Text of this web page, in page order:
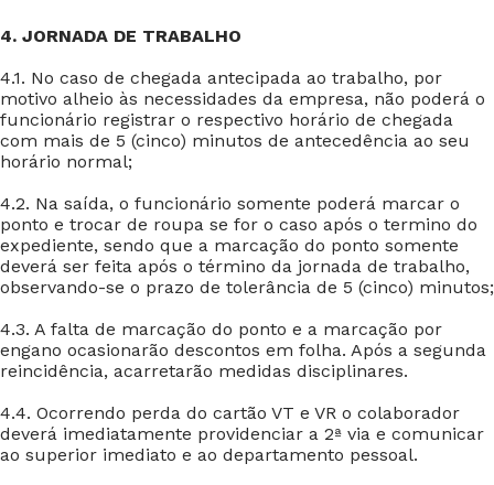
4. JORNADA DE TRABALHO
4.1. No caso de chegada antecipada ao trabalho, por
motivo alheio às necessidades da empresa, não poderá o
funcionário registrar o respectivo horário de chegada
com mais de 5 (cinco) minutos de antecedência ao seu
horário normal;
4.2. Na saída, o funcionário somente poderá marcar o
ponto e trocar de roupa se for o caso após o termino do
expediente, sendo que a marcação do ponto somente
deverá ser feita após o término da jornada de trabalho,
observando-se o prazo de tolerância de 5 (cinco) minutos;
4.3. A falta de marcação do ponto e a marcação por
engano ocasionarão descontos em folha. Após a segunda
reincidência, acarretarão medidas disciplinares.
4.4. Ocorrendo perda do cartão VT e VR o colaborador
deverá imediatamente providenciar a 2ª via e comunicar
ao superior imediato e ao departamento pessoal.